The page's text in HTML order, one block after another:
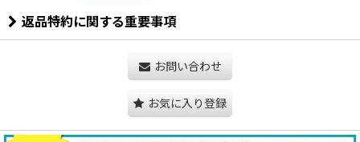
返品特約に関する重要事項
お問い合わせ
お気に入り登録